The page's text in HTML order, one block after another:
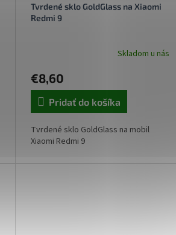
Tvrdené sklo GoldGlass na Xiaomi
Redmi 9
Skladom u nás
€8,60
Pridať do košíka
Tvrdené sklo GoldGlass na mobil
Xiaomi Redmi 9